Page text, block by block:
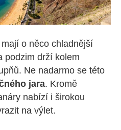
o něco chladnější
podzim drží kolem
Ne nadarmo se této
jara. Kromě
nabízí i širokou
na výlet.